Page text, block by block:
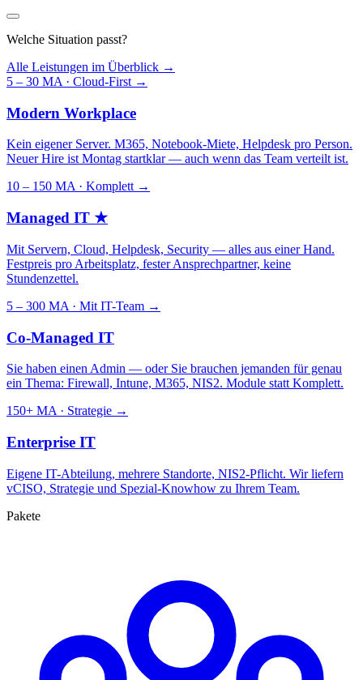
Welche Situation passt?
Alle Leistungen im Überblick →
5 – 30 MA · Cloud-First →
Modern Workplace
Kein eigener Server. M365, Notebook-Miete, Helpdesk pro Person.
Neuer Hire ist Montag startklar — auch wenn das Team verteilt ist.
10 – 150 MA · Komplett →
Managed IT ★
Mit Servern, Cloud, Helpdesk, Security — alles aus einer Hand.
Festpreis pro Arbeitsplatz, fester Ansprechpartner, keine
Stundenzettel.
5 – 300 MA · Mit IT-Team →
Co-Managed IT
Sie haben einen Admin — oder Sie brauchen jemanden für genau
ein Thema: Firewall, Intune, M365, NIS2. Module statt Komplett.
150+ MA · Strategie →
Enterprise IT
Eigene IT-Abteilung, mehrere Standorte, NIS2-Pflicht. Wir liefern
vCISO, Strategie und Spezial-Knowhow zu Ihrem Team.
Pakete